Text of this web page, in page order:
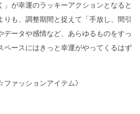
」が幸運のラッキーアクションとなると
りも、調整期間と捉えて「手放し、間引
データや感情など、あらゆるものをすっ
ペースにはきっと幸運がやってくるはず
ァッションアイテム》